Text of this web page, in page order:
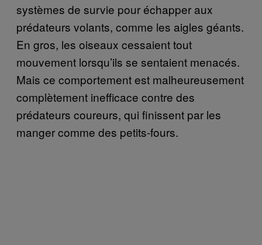
systèmes de survie pour échapper aux
prédateurs volants, comme les aigles géants.
En gros, les oiseaux cessaient tout
mouvement lorsqu’ils se sentaient menacés.
Mais ce comportement est malheureusement
complètement inefficace contre des
prédateurs coureurs, qui finissent par les
manger comme des petits-fours.